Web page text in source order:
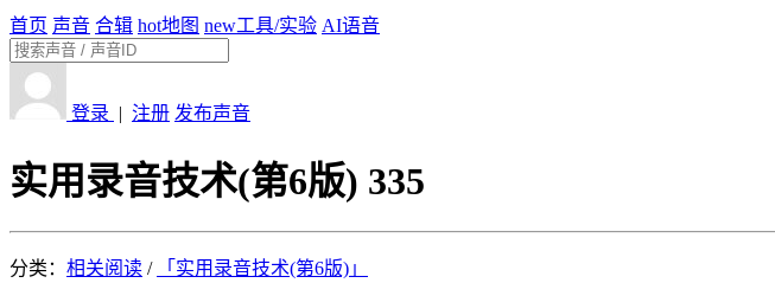
首页 声音 合辑 hot地图 new工具/实验 AI语音
登录 | 注册 发布声音
实用录音技术(第6版) 335
分类： 相关阅读 / 「实用录音技术(第6版)」